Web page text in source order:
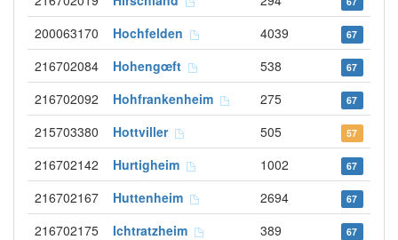
200063170 Hochfelden 4039 67
216702084 Hohengœft 538 67
216702092 Hohfrankenheim 275 67
215703380 Hottviller 505 57
216702142 Hurtigheim 1002 67
216702167 Huttenheim 2694 67
216702175 Ichtratzheim 389 67